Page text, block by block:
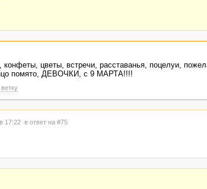
конфеты, цветы, встречи, расставанья, поцелуи,
помято, ДЕВОЧКИ, с 9 МАРТА!!!!
17:22 в ответ на #75